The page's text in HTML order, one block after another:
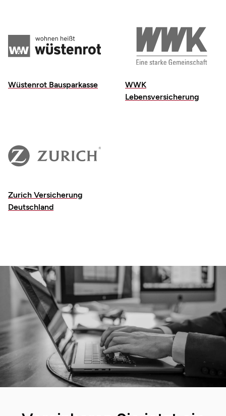
Wüstenrot Bausparkasse
WWK
Lebensversicherung
Zurich Versicherung
Deutschland